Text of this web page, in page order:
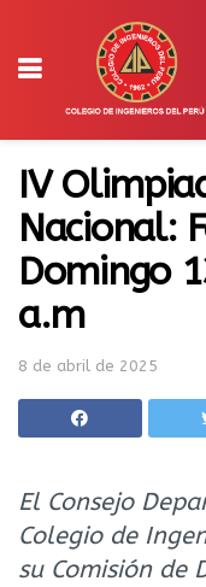
IV
Nacional:
Domingo
a.m
8 de abril de 2025
El Consejo
Colegio de
su Comisión de